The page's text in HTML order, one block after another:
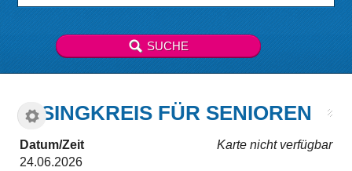
SINGKREIS FÜR SENIOREN
Karte nicht verfügbar
Datum/Zeit
24.06.2026